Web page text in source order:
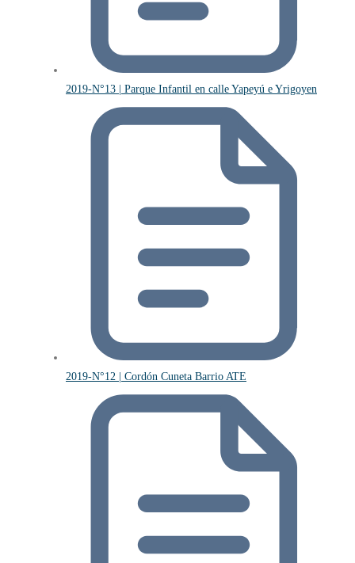
2019-N°13 | Parque Infantil en calle Yapeyú e Yrigoyen
2019-N°12 | Cordón Cuneta Barrio ATE